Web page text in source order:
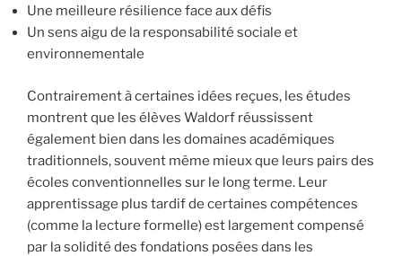
Une meilleure résilience face aux défis
Un sens aigu de la responsabilité sociale et
environnementale
Contrairement à certaines idées reçues, les études
montrent que les élèves Waldorf réussissent
également bien dans les domaines académiques
traditionnels, souvent même mieux que leurs pairs des
écoles conventionnelles sur le long terme. Leur
apprentissage plus tardif de certaines compétences
(comme la lecture formelle) est largement compensé
par la solidité des fondations posées dans les